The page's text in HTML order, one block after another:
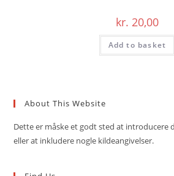
kr. 20,00
Add to basket
About This Website
Dette er måske et godt sted at introducere
eller at inkludere nogle kildeangivelser.